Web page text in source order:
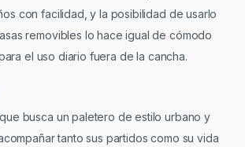
con facilidad, y la posibilidad de usarlo
removibles lo hace igual de cómodo
el uso diario fuera de la cancha.
busca un paletero de estilo urbano y
tanto sus partidos como su vida